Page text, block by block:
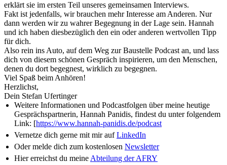
erklärt sie im ersten Teil unseres gemeinsamen Interviews.
Fakt ist jedenfalls, wir brauchen mehr Interesse am Anderen. Nur
dann werden wir zu wahrer Begegnung in der Lage sein. Hannah
und ich haben diesbezüglich den ein oder anderen wertvollen Tipp
für dich.
Also rein ins Auto, auf dem Weg zur Baustelle Podcast an, und lass
dich von diesem schönen Gespräch inspirieren, um den Menschen,
denen du dort begegnest, wirklich zu begegnen.
Viel Spaß beim Anhören!
Herzlichst,
Dein Stefan Ufertinger
Weitere Informationen und Podcastfolgen über meine heutige
Gesprächspartnerin, Hannah Panidis, findest du unter folgendem
Link: [https://www.hannah-panidis.de/podcast
Vernetze dich gerne mit mir aufLinkedIn
Oder melde dich zum kostenlosen Newsletter
Hier erreichst du meine Abteilung der AFRY